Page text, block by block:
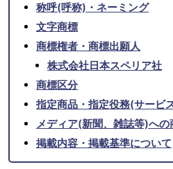
称呼(呼称)・ネーミング
文字商標
商標権者・商標出願人
株式会社日本スペリア社
商標区分
指定商品・指定役務(サービ
メディア(新聞、雑誌等)への
掲載内容・掲載基準について